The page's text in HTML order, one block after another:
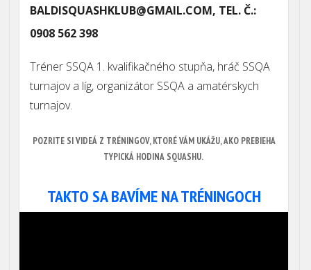
BALDISQUASHKLUB@GMAIL.COM, TEL. Č.:
0908 562 398
Tréner SSQA 1. kvalifikačného stupňa, hráč SSQA
turnajov a líg, organizátor SSQA a amatérskych
turnajov.
POZRITE SI VIDEÁ Z TRÉNINGOV, KTORÉ VÁM UKÁŽU, AKO PREBIEHA
TYPICKÁ HODINA SQUASHU.
TAKTO SA BAVÍME NA TRÉNINGOCH